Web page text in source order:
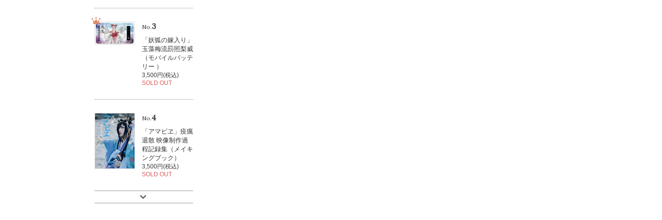
No.3
「妖狐の嫁入り」
玉藻梅流罰照梨威
（モバイルバッテ
リー ）
3,500円(税込)
SOLD OUT
No.4
「アマビヱ」疫癘
退散 映像制作過
程記録集（メイキ
ングブック）
3,500円(税込)
SOLD OUT